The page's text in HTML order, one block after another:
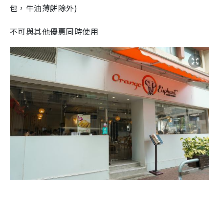
包，牛油薄餅除外)
不可與其他優惠同時使用